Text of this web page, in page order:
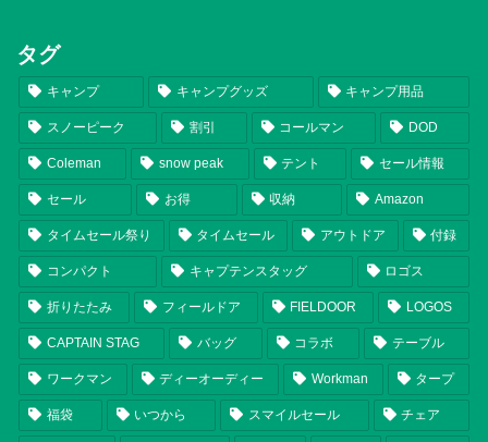
タグ
キャンプ キャンプグッズ キャンプ用品
スノーピーク 割引 コールマン DOD
Coleman snow peak テント セール情報
セール お得 収納 Amazon
タイムセール祭り タイムセール アウトドア 付録
コンパクト キャプテンスタッグ ロゴス
折りたたみ フィールドア FIELDOOR LOGOS
CAPTAIN STAG バッグ コラボ テーブル
ワークマン ディーオーディー Workman タープ
福袋 いつから スマイルセール チェア